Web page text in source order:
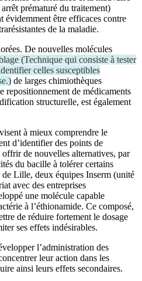
prématuré du traitement)
évidemment être efficaces contre
de la maladie.
De nouvelles molécules
(Technique qui consiste à tester
celles susceptibles
) de larges chimiothèques
repositionnement de médicaments
structurelle, est également
à mieux comprendre le
d’identifier des points de
de nouvelles alternatives, par
du bacille à tolérer certains
Lille, deux équipes Inserm (unité
avec des entreprises
une molécule capable
à l’éthionamide. Ce composé,
de réduire fortement le dosage
ses effets indésirables.
l’administration des
leur action dans les
ainsi leurs effets secondaires.